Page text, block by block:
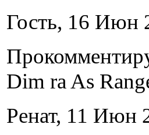
Гость, 16 Июн
Dim ra As
Ренат, 11 Июн